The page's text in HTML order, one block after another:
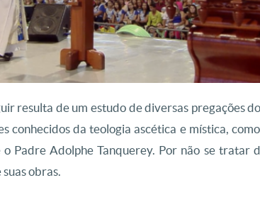
resulta de um estudo de diversas pregações
conhecidos da teologia ascética e mística,
Padre Adolphe Tanquerey. Por não se tratar
obras.